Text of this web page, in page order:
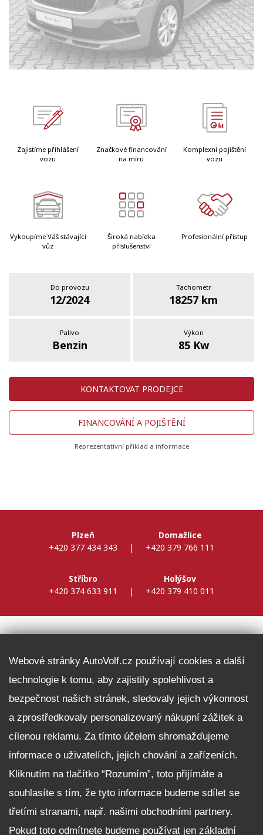
Zajistíme přihlášení
vozu
Značkové financování
na míru
Komplexní pojištění
vozu
Vykoupíme Váš stávající
vůz
Široká nabídka
příslušenství
Profesionální přístup
Do provozu
12/2024
Tachometr
18257 km
Palivo
Benzin
Výkon
85 Kw
KONTAKTOVAT PRODEJCE
FINANCOVÁNÍ A POJIŠTĚNÍ
Reprezentativní příklad a informace
Plzeň
+420 377 434 343
|
Domažlice
+420 379 766 111
Stříbro
+420 374 633 911
|
Holýšov
+420 379 410 011
Fleet program Škoda
Nabídka zaměstnání
Facebook
Reklamační řád
Zásady zpracování osobních údajů pro zákazníky
Upozornění pro věřitele a společníky na jejich práva
Nastavení cookies
Webové stránky AutoVolf.cz používají cookies a další
technologie k tomu, aby zajistily spolehlivost a
bezpečnost našich stránek, sledovaly jejich výkonnost
a zprostředkovaly personalizovaný nákupní zážitek a
cílenou reklamu. Za tímto účelem shromažďujeme
informace o uživatelích, jejich chování a zařízeních.
Kliknutím na tlačítko “Rozumím”, toto přijímáte a
souhlasíte s tím, že tyto informace budeme sdílet se
třetími stranami, např. našimi obchodními partnery.
Pokud toto odmítnete budeme používat jen základní